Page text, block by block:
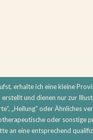
erhalte ich eine kleine
und dienen nur zur
„Heilung“ oder
oder sonstige
an eine entsprechend